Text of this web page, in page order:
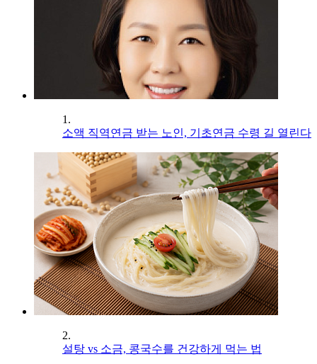
1.
소액 직역연금 받는 노인, 기초연금 수령 길 열린다
2.
설탕 vs 소금, 콩국수를 건강하게 먹는 법